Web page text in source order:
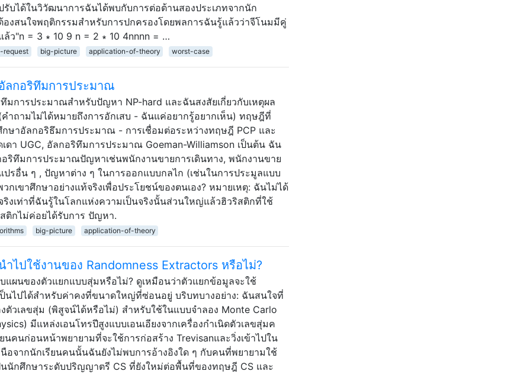
รับได้ในวิวัฒนาการฉันได้พบกับการต่อต้านสองประเภทจากนัก
งสนใจพฤติกรรมสำหรับการปกครองโดยพลการฉันรู้แล้วว่าจีโนมมีคู่
ว"n = 3 ∗ 10 9 n = 2 ∗ 10 4nnnn = …
request big-picture application-of-theory worst-case
ลกอริทึมการประมาณ
มการประมาณสำหรับปัญหา NP-hard และฉันสงสัยเกี่ยวกับเหตุผล
ำถามไม่ได้หมายถึงการอักเสบ - ฉันแค่อยากรู้อยากเห็น) ทฤษฎีที่
ษาอัลกอริธึมการประมาณ - การเชื่อมต่อระหว่างทฤษฎี PCP และ
ดา UGC, อัลกอริทึมการประมาณ Goeman-Williamson เป็นต้น ฉัน
อริทึมการประมาณปัญหาเช่นพนักงานขายการเดินทาง, พนักงานขาย
ปรอื่น ๆ , ปัญหาต่าง ๆ ในการออกแบบกลไก (เช่นในการประมูลแบบ
เขาศึกษาอย่างแท้จริงเพื่อประโยชน์ของตนเอง? หมายเหตุ: ฉันไม่ได้
งเท่าที่ฉันรู้ในโลกแห่งความเป็นจริงนั้นส่วนใหญ่แล้วฮิวริสติกที่ใช้
กไม่ค่อยได้รับการ ปัญหา.
big-picture application-of-theory
ไปใช้งานของ Randomness Extractors หรือไม่?
แผนของตัวแยกแบบสุ่มหรือไม่? ดูเหมือนว่าตัวแยกข้อมูลจะใช้
นไปได้สำหรับค่าคงที่ขนาดใหญ่ที่ซ่อนอยู่ บริบทบางอย่าง: ฉันสนใจที่
ตัวเลขสุ่ม (พิสูจน์ได้หรือไม่) สำหรับใช้ในแบบจำลอง Monte Carlo
มีแหล่งเอนโทรปีสูงแบบเอนเอียงจากเครื่องกำเนิดตัวเลขสุ่มค
นคนก่อนหน้าพยายามที่จะใช้การก่อสร้าง Trevisanและวิ่งเข้าไปใน
จากนักเรียนคนนั้นฉันยังไม่พบการอ้างอิงใด ๆ กับคนที่พยายามใช้
นนักศึกษาระดับปริญญาตรี CS ที่ยังใหม่ต่อพื้นที่ของทฤษฎี CS และ